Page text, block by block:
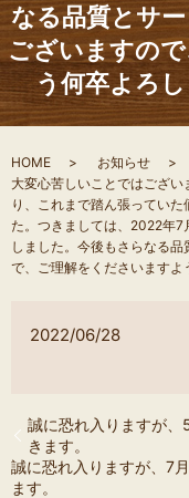
なる品質とサ
ございますの
う何卒よろ
HOME
お知らせ
大変心苦しいことではござ
り、これまで踏ん張ってい
た。つきましては、2022年7
しました。今後もさらなる
で、ご理解をくださいますよ
2022/06/28
誠に恐れ入りますが
きます。
誠に恐れ入りますが、7
ます。